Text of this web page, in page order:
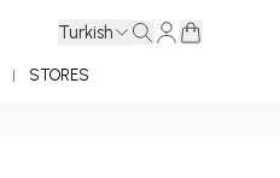
Turkish
STORES